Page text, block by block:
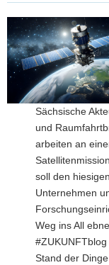
Sächsische
und
arbeiten an
soll den hiesigen
Unternehmen
Weg ins All
Stand der